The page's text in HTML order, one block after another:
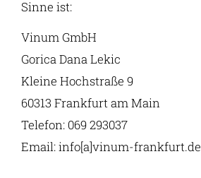
Sinne ist:
Vinum GmbH
Gorica Dana Lekic
Kleine Hochstraße 9
60313 Frankfurt am Main
Telefon: 069 293037
Email: info[a]vinum-frankfurt.de